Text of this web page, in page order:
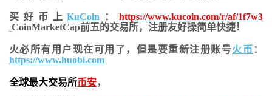
买好币上KuCoin ：https://www.kucoin.com/r/af/1f7w3
CoinMarketCap前五的交易所，注册友好操简单快捷！
火必所有用户现在可用了，但是要重新注册账号火币 ：
https://www.huobi.com
全球最大交易所币安，